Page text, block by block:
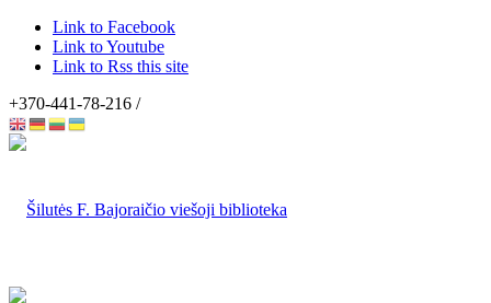
Link to Facebook
Link to Youtube
Link to Rss this site
+370-441-78-216 /